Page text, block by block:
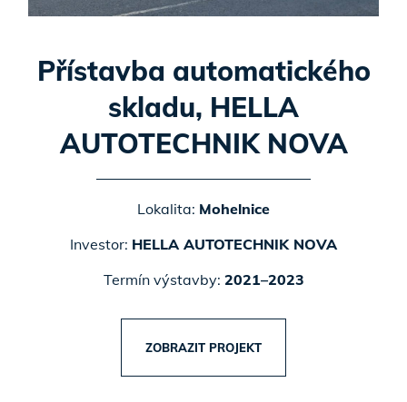
Přístavba automatického
skladu, HELLA
AUTOTECHNIK NOVA
Lokalita: Mohelnice
Investor: HELLA AUTOTECHNIK NOVA
Termín výstavby: 2021–2023
ZOBRAZIT PROJEKT